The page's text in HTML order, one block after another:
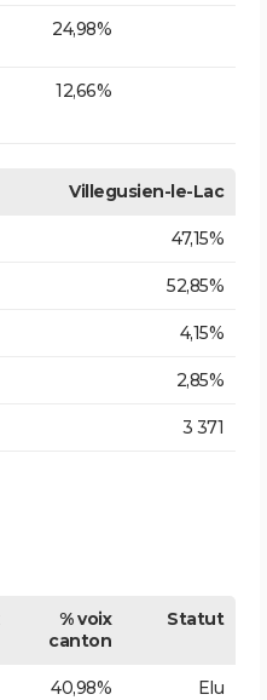
24,98%
12,66%
Villegusien-le-Lac
47,15%
52,85%
4,15%
2,85%
3 371
% voix
canton
Statut
40,98% Elu